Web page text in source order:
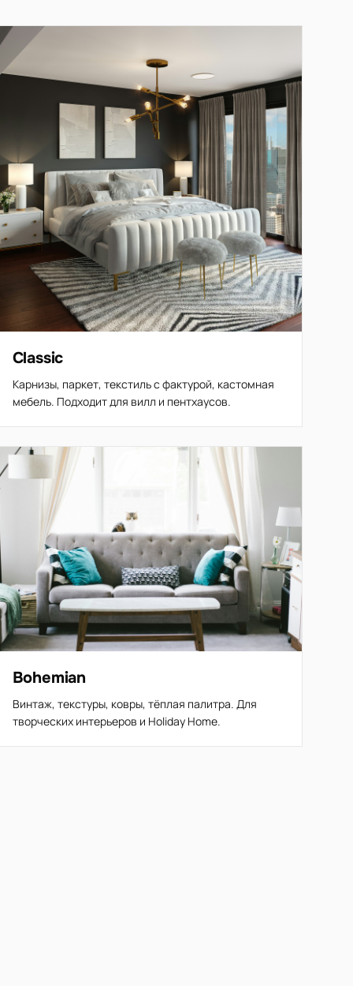
Classic
Карнизы, паркет, текстиль с фактурой, кастомная
мебель. Подходит для вилл и пентхаусов.
Bohemian
Винтаж, текстуры, ковры, тёплая палитра. Для
творческих интерьеров и Holiday Home.